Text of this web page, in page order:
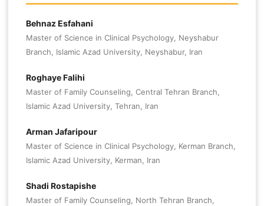
Behnaz Esfahani
Master of Science in Clinical Psychology, Neyshabur
Branch, Islamic Azad University, Neyshabur, Iran
Roghaye Falihi
Master of Family Counseling, Central Tehran Branch,
Islamic Azad University, Tehran, Iran
Arman Jafaripour
Master of Science in Clinical Psychology, Kerman Branch,
Islamic Azad University, Kerman, Iran
Shadi Rostapishe
Master of Family Counseling, North Tehran Branch,